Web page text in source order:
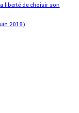
liberté de choisir son
2018)